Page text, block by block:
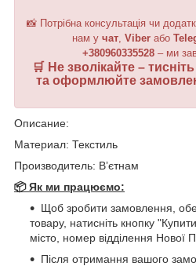
📸 Потрібна консультація чи
нам у чат Viber або
+380960335528– ми
🛒 Не зволікайте –
та оформлюйте
Описание:
Материал: Текстиль
Производитель: Вʼєтнам
📦 Як ми працюємо:
Щоб зробити замовлення,
товару, натисніть кнопку
місто, номер відділення Нової
Після отримання вашого